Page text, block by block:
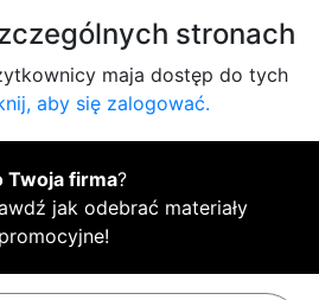
stronach
maja dostęp do tych
aby się zalogować.
Twoja firma?
jak odebrać materiały
promocyjne!